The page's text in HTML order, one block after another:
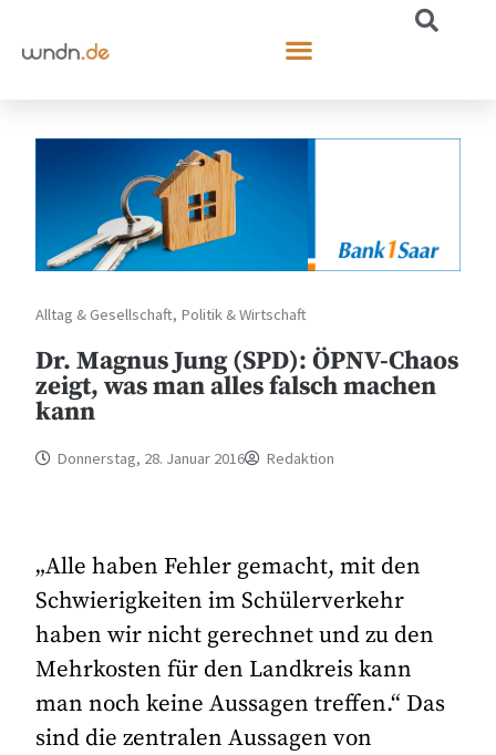
Alltag & Gesellschaft, Politik & Wirtschaft
Dr. Magnus Jung (SPD): ÖPNV-Chaos
zeigt, was man alles falsch machen
kann
Donnerstag, 28. Januar 2016 Redaktion
„Alle haben Fehler gemacht, mit den
Schwierigkeiten im Schülerverkehr
haben wir nicht gerechnet und zu den
Mehrkosten für den Landkreis kann
man noch keine Aussagen treffen.“ Das
sind die zentralen Aussagen von